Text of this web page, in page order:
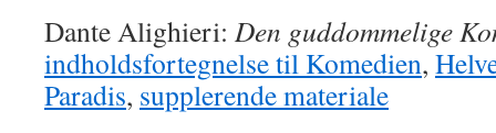
Dante Alighieri: Den guddommelige
indholdsfortegnelse til Komedien,
Paradis, supplerende materiale